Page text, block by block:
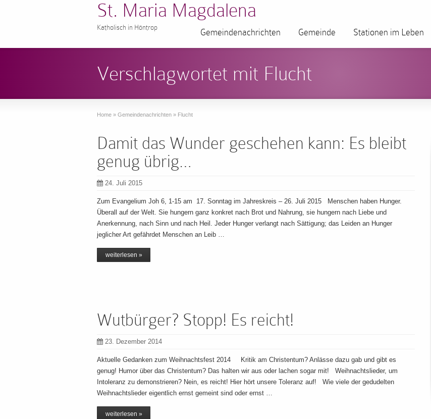
St. Maria Magdalena
Katholisch in Höntrop Gemeindenachrichten Gemeinde Stationen im Leben
Verschlagwortet mit Flucht
Home » Gemeindenachrichten » Flucht
Damit das Wunder geschehen kann: Es bleibt
genug übrig…
24. Juli 2015
Zum Evangelium Joh 6, 1-15 am 17. Sonntag im Jahreskreis – 26. Juli 2015 Menschen haben Hunger.
Überall auf der Welt. Sie hungern ganz konkret nach Brot und Nahrung, sie hungern nach Liebe und
Anerkennung, nach Sinn und nach Heil. Jeder Hunger verlangt nach Sättigung; das Leiden an Hunger
jeglicher Art gefährdet Menschen an Leib …
weiterlesen »
Wutbürger? Stopp! Es reicht!
23. Dezember 2014
Aktuelle Gedanken zum Weihnachtsfest 2014 Kritik am Christentum? Anlässe dazu gab und gibt es
genug! Humor über das Christentum? Das halten wir aus oder lachen sogar mit! Weihnachtslieder, um
Intoleranz zu demonstrieren? Nein, es reicht! Hier hört unsere Toleranz auf! Wie viele der gedudelten
Weihnachtslieder eigentlich ernst gemeint sind oder ernst …
weiterlesen »